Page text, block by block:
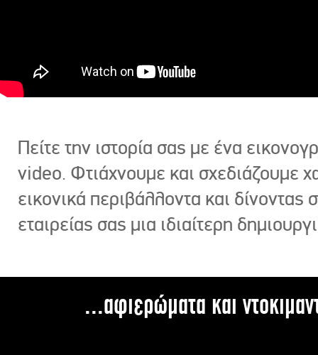
Πείτε την ιστορία σας με ένα
video. Φτιάχνουμε και σχεδιάζουμε
εικονικά περιβάλλοντα και δίνοντας
εταιρείας σας μια ιδιαίτερη
...αφιερώματα και